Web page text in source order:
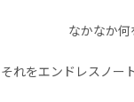
なかなか何
それをエンドレスノー